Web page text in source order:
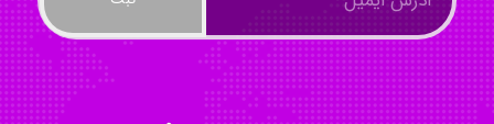
Nazaninkarkon
Omid